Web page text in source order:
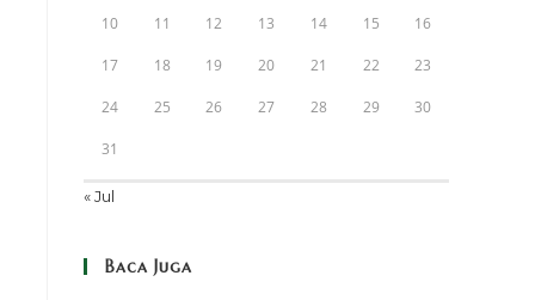
10 11 12 13 14 15 16
17 18 19 20 21 22 23
24 25 26 27 28 29 30
31
« Jul
Baca Juga